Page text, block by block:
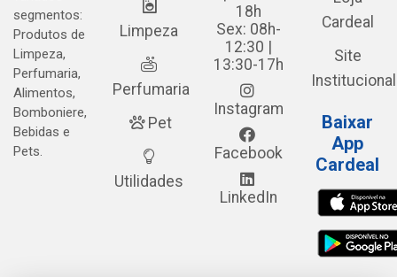
segmentos:
Produtos de
Limpeza,
Perfumaria,
Alimentos,
Bomboniere,
Bebidas e
Pets.
Limpeza
Perfumaria
Pet
Utilidades
18h
Sex: 08h-
12:30 |
13:30-17h
Instagram
Facebook
LinkedIn
Cardeal
Site
Institucional
Baixar
App
Cardeal